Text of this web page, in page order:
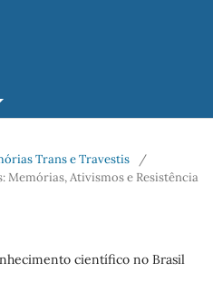
Trans e Travestis
/
Memórias, Ativismos e Resistência
científico no Brasil